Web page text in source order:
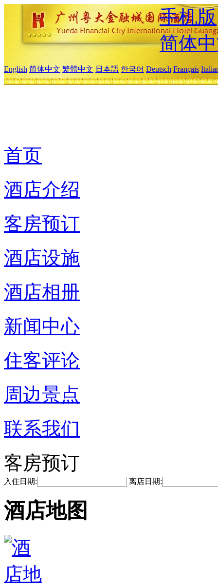
手机版
简体
English 简体中文 繁體中文 日本語 한국어 Deutsch Français
首页
酒店介绍
客房预订
酒店设施
酒店相册
新闻中心
住客评论
周边景点
联系我们
客房预订
入住日期: 离店日期:
酒店地图